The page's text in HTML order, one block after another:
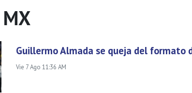
Guillermo Almada se queja del formato
Vie 7 Ago 11:36 AM